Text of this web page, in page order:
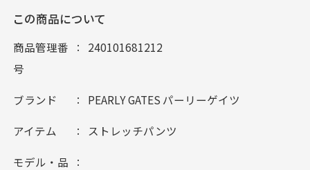
この商品について
商品管理番
号
240101681212
ブランド PEARLY GATES パーリーゲイツ
アイテム ストレッチパンツ
モデル・品